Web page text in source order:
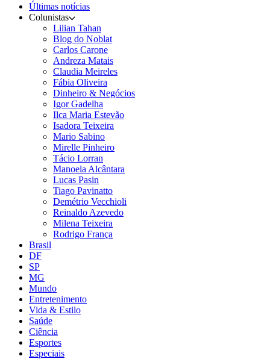
Últimas notícias
Colunistas
Lilian Tahan
Blog do Noblat
Carlos Carone
Andreza Matais
Claudia Meireles
Fábia Oliveira
Dinheiro & Negócios
Igor Gadelha
Ilca Maria Estevão
Isadora Teixeira
Mario Sabino
Mirelle Pinheiro
Tácio Lorran
Manoela Alcântara
Lucas Pasin
Tiago Pavinatto
Demétrio Vecchioli
Reinaldo Azevedo
Milena Teixeira
Rodrigo França
Brasil
DF
SP
MG
Mundo
Entretenimento
Vida & Estilo
Saúde
Ciência
Esportes
Especiais